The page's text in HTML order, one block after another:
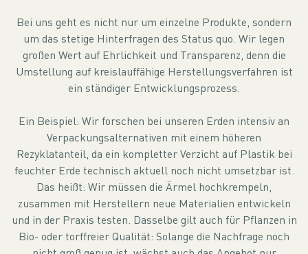
Bei uns geht es nicht nur um einzelne Produkte, sondern
um das stetige Hinterfragen des Status quo. Wir legen
großen Wert auf Ehrlichkeit und Transparenz, denn die
Umstellung auf kreislauffähige Herstellungsverfahren ist
ein ständiger Entwicklungsprozess.
Ein Beispiel: Wir forschen bei unseren Erden intensiv an
Verpackungsalternativen mit einem höheren
Rezyklatanteil, da ein kompletter Verzicht auf Plastik bei
feuchter Erde technisch aktuell noch nicht umsetzbar ist.
Das heißt: Wir müssen die Ärmel hochkrempeln,
zusammen mit Herstellern neue Materialien entwickeln
und in der Praxis testen. Dasselbe gilt auch für Pflanzen in
Bio- oder torffreier Qualität: Solange die Nachfrage noch